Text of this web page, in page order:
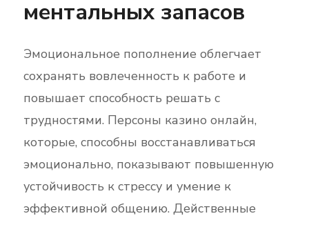
ментальных запасов
Эмоциональное пополнение облегчает
сохранять вовлеченность к работе и
повышает способность решать с
трудностями. Персоны казино онлайн,
которые, способны восстанавливаться
эмоционально, показывают повышенную
устойчивость к стрессу и умение к
эффективной общению. Действенные